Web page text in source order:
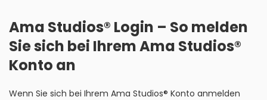
Ama Studios® Login – So melden
Sie sich bei Ihrem Ama Studios®
Konto an
Wenn Sie sich bei Ihrem Ama Studios® Konto anmelden